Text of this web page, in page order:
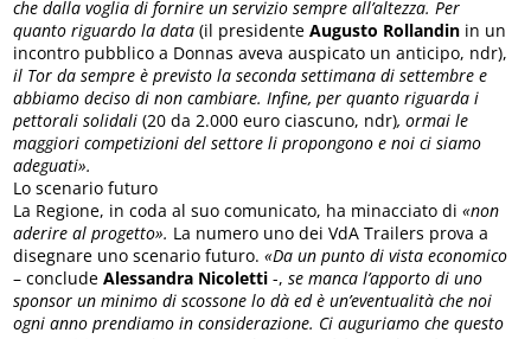
che dalla voglia di fornire un servizio sempre all’altezza. Per
quanto riguardo la data (il presidenteAugusto Rollandin in un
incontro pubblico a Donnas aveva auspicato un anticipo, ndr),
il Tor da sempre è previsto la seconda settimana di settembre e
abbiamo deciso di non cambiare. Infine, per quanto riguarda i
pettorali solidali (20 da 2.000 euro ciascuno, ndr), ormai le
maggiori competizioni del settore li propongono e noi ci siamo
adeguati».
Lo scenario futuro
La Regione, in coda al suo comunicato, ha minacciato di«non
aderire al progetto». La numero uno dei VdA Trailers prova a
disegnare uno scenario futuro.«Da un punto di vista economico
– concludeAlessandra Nicoletti -,se manca l’apporto di uno
sponsor un minimo di scossone lo dà ed è un’eventualità che noi
ogni anno prendiamo in considerazione. Ci auguriamo che questo